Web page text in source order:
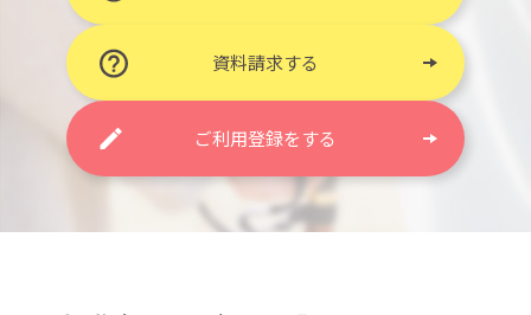
資料請求する
ご利用登録をする